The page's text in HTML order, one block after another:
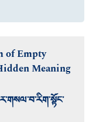
of Empty
Meaning